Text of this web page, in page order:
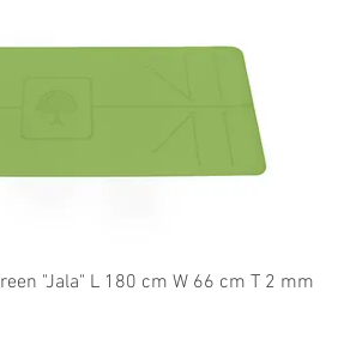
Snel overzicht
"Jala" L 180 cm W 66 cm T 2 mm